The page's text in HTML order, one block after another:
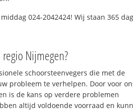
024-2042424! Wij staan 365
Nijmegen?
schoorsteenvegers die met de
probleem te verhelpen. Door voor
is de kans op verdere problemen
altijd voldoende voorraad en